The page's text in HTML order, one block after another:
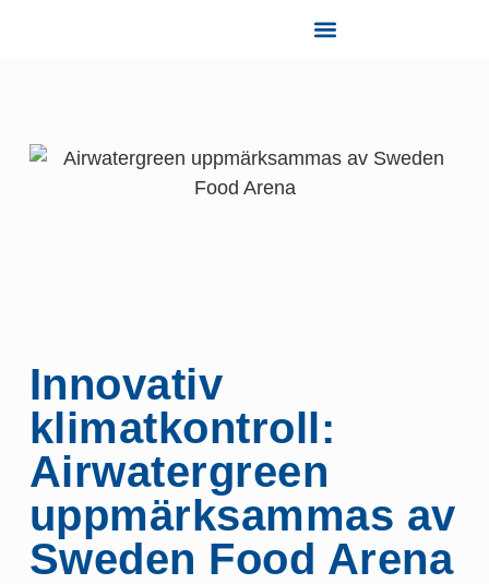
Innovativ
klimatkontroll:
Airwatergreen
uppmärksammas av
Sweden Food Arena